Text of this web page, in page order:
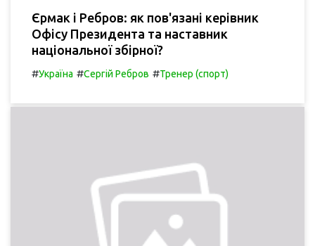
Єрмак і Ребров: як пов'язані керівник
Офісу Президента та наставник
національної збірної?
#Україна #Сергій Ребров #Тренер (спорт)